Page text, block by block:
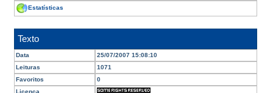
Estatísticas
Texto
Data
25/07/2007 15:08:10
Leituras
1071
Favoritos
0
Licença